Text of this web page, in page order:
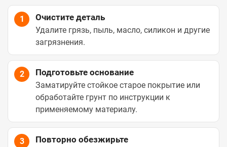
1 Очистите деталь
Удалите грязь, пыль, масло, силикон и другие
загрязнения.
2 Подготовьте основание
Заматируйте стойкое старое покрытие или
обработайте грунт по инструкции к
применяемому материалу.
3 Повторно обезжирьте